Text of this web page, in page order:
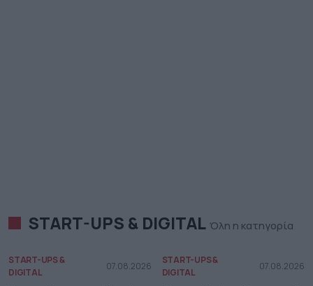
START-UPS & DIGITAL Όλη η κατηγορία
START-UPS &
DIGITAL
07.08.2026
START-UPS &
DIGITAL
07.08.2026